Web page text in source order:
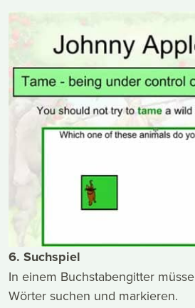
6. Suchspiel
In einem Buchstabengitter
Wörter suchen und markieren.